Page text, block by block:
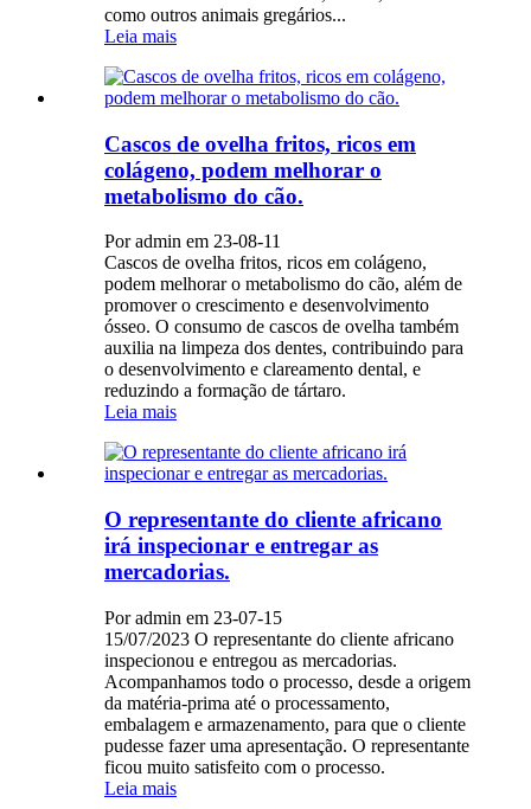
como outros animais gregários...
Leia mais
Cascos de ovelha fritos, ricos em
colágeno, podem melhorar o
metabolismo do cão.
Por admin em 23-08-11
Cascos de ovelha fritos, ricos em colágeno,
podem melhorar o metabolismo do cão, além de
promover o crescimento e desenvolvimento
ósseo. O consumo de cascos de ovelha também
auxilia na limpeza dos dentes, contribuindo para
o desenvolvimento e clareamento dental, e
reduzindo a formação de tártaro.
Leia mais
O representante do cliente africano
irá inspecionar e entregar as
mercadorias.
Por admin em 23-07-15
15/07/2023 O representante do cliente africano
inspecionou e entregou as mercadorias.
Acompanhamos todo o processo, desde a origem
da matéria-prima até o processamento,
embalagem e armazenamento, para que o cliente
pudesse fazer uma apresentação. O representante
ficou muito satisfeito com o processo.
Leia mais